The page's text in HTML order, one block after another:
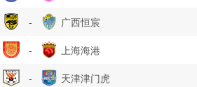
部
- 广西恒宸
- 上海海港
- 天津津门虎